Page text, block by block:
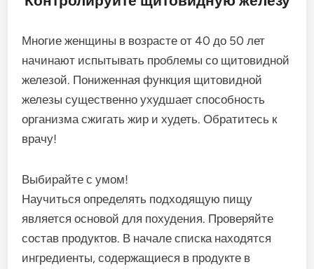
Многие женщины в возрасте от 40 до 50 лет
начинают испытывать проблемы со щитовидной
железой. Пониженная функция щитовидной
железы существенно ухудшает способность
организма сжигать жир и худеть. Обратитесь к
врачу!
Выбирайте с умом!
Научиться определять подходящую пищу
является основой для похудения. Проверяйте
состав продуктов. В начале списка находятся
ингредиенты, содержащиеся в продукте в